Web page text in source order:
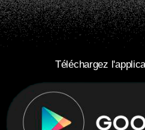
Téléchargez